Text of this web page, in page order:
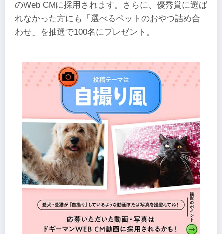
のWeb CMに採用されます。さらに、優秀賞に選ば
れなかった方にも「選べるペットのおやつ詰め合
わせ」を抽選で100名にプレゼント。